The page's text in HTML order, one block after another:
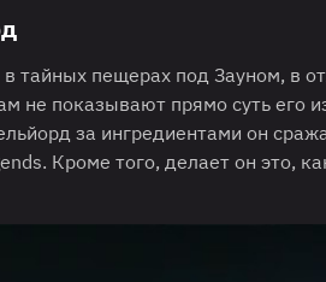
тайных пещерах под Зауном, в
не показывают прямо суть его
за ингредиентами он
Кроме того, делает он это,